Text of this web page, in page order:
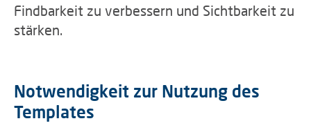
Findbarkeit zu verbessern und Sichtbarkeit zu
stärken.
Notwendigkeit zur Nutzung des
Templates